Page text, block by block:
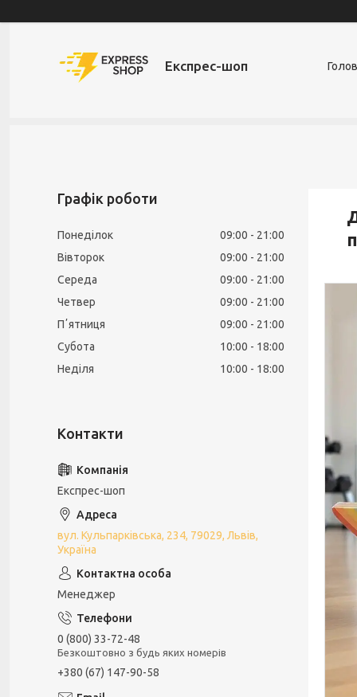
Експрес-шоп
Графік роботи
Понеділок 09:00
21:00
Вівторок
09:00
21:00
Середа
09:00
21:00
Четвер
09:00
21:00
Пʼятниця
09:00
21:00
Субота
10:00
18:00
Неділя
10:00 18:00
Експрес-шоп
вул. Кульпарківська, 234, 79029, Львів,
Україна
Менеджер
0 (800) 33-72-48
Безкоштовно з будь яких номерів
+380 (67) 147-90-58